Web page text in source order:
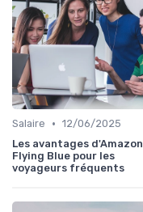
Salaire • 12/06/2025
Les avantages d'Amazon
Flying Blue pour les
voyageurs fréquents